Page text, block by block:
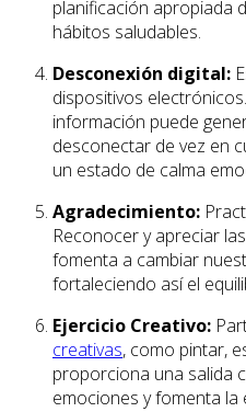
planificación apropiada
hábitos saludables.
Desconexión digital:
dispositivos
información puede
desconectar de vez en
un estado de calma
Agradecimiento:
Reconocer y apreciar
fomenta a cambiar
fortaleciendo así el
Ejercicio Creativo:
creativas, como pintar,
proporciona una salida
emociones y fomenta la